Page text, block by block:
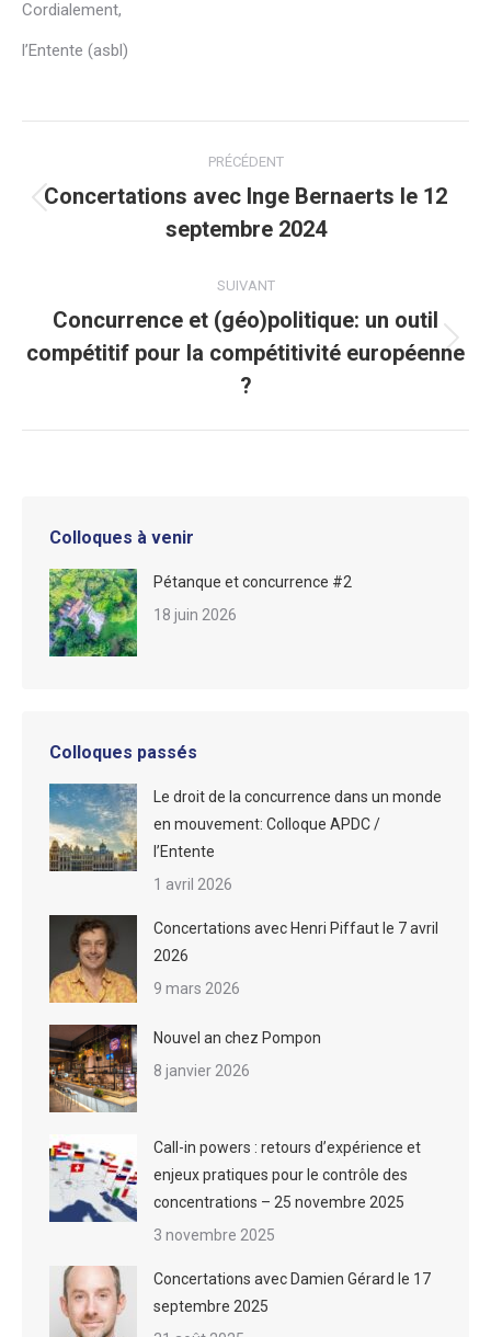
Cordialement,
l’Entente (asbl)
article
PRÉCÉDENT
Article
précédent
Concertations avec Inge Bernaerts le 12
septembre 2024
SUIVANT
Article
suivant
Concurrence et (géo)politique: un outil
compétitif pour la compétitivité européenne
?
Colloques à venir
Pétanque et concurrence #2
18 juin 2026
Colloques passés
Le droit de la concurrence dans un monde
en mouvement: Colloque APDC /
l’Entente
1 avril 2026
Concertations avec Henri Piffaut le 7 avril
2026
9 mars 2026
Nouvel an chez Pompon
8 janvier 2026
Call-in powers : retours d’expérience et
enjeux pratiques pour le contrôle des
concentrations – 25 novembre 2025
3 novembre 2025
Concertations avec Damien Gérard le 17
septembre 2025